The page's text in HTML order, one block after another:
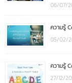
06/07/
ความรู้
05/02/
ความรู้
27/12/